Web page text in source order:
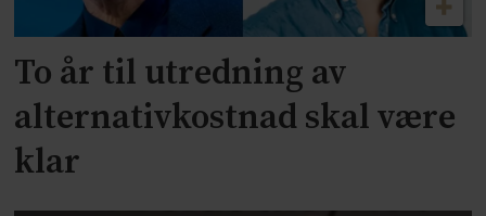
To år til utredning av
alternativkostnad skal være
klar